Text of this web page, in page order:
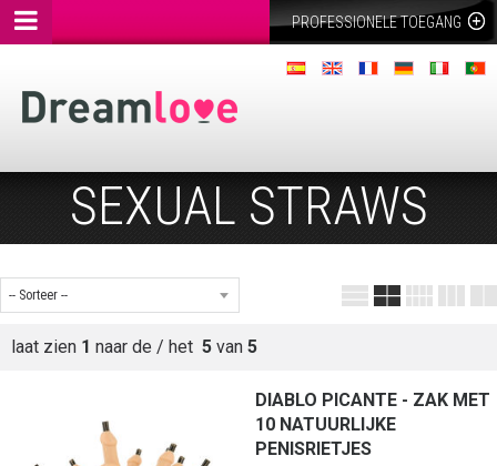
PROFESSIONELE TOEGANG
SEXUAL STRAWS
laat zien 1 naar de / het 5 van 5
DIABLO PICANTE - ZAK MET
10 NATUURLIJKE
PENISRIETJES